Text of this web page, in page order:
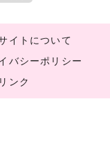
イトについて
バシーポリシー
ンク